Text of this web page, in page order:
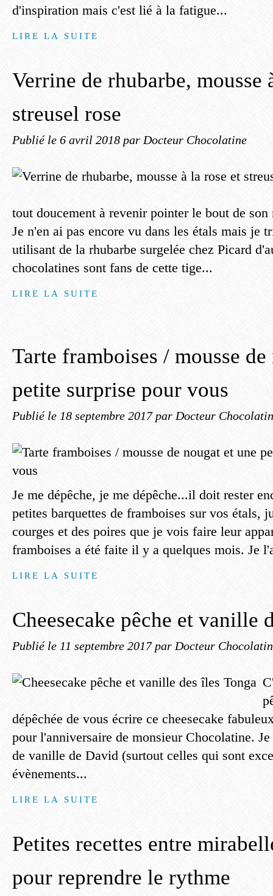
d'inspiration mais c'est lié à la fatigue...
LIRE LA SUITE
Verrine de rhubarbe, mousse
streusel rose
Publié le 6 avril 2018 par Docteur Chocolatine
tout doucement à revenir pointer le bout de
Je n'en ai pas encore vu dans les étals mais je
utilisant de la rhubarbe surgelée chez Picard
chocolatines sont fans de cette tige...
LIRE LA SUITE
Tarte framboises / mousse
petite surprise pour vous
Publié le 18 septembre 2017 par Docteur
Je me dépêche, je me dépêche...il doit rester
petites barquettes de framboises sur vos étals,
courges et des poires que je vois faire leur
framboises a été faite il y a quelques mois. Je
LIRE LA SUITE
Cheesecake pêche et vanille
Publié le 11 septembre 2017 par Docteur
dépêchée de vous écrire ce cheesecake
pour l'anniversaire de monsieur Chocolatine. Je
de vanille de David (surtout celles qui sont
évènements...
LIRE LA SUITE
Petites recettes entre
pour reprendre le rythme